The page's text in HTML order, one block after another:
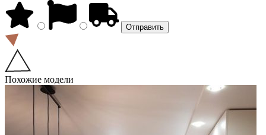
Похожие модели